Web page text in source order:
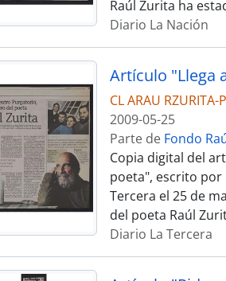
Raúl Zurita ha
Diario La Nación
CL ARAU RZURITA-
2009-05-25
Parte de Fondo
Copia digital del
poeta", escrito por
Tercera el 25 de
del poeta Raúl
Diario La Tercera